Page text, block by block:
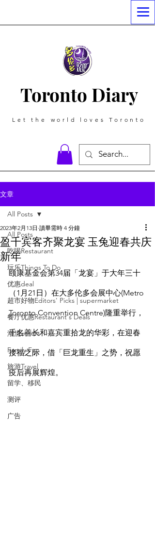
Toronto Diary
Let the world loves Toronto
文章
All Posts
吃喝Restaurant
玩乐Things To Do
优惠deal
超市好物Editors' Picks | supermarket
餐厅优惠Restaurant's Deals
潮流others
Family Fun
旅游Travel
留学、移民
测评
广告
All Posts
盈千宾客齐聚龙宴 玉兔迎春共庆
新年
2023年2月13日 讀畢需時 4 分鐘
颐康基金会第34届「龙宴」于大年三十
（1月21日）在大多伦多会展中心(Metro
Toronto Convention Centre)隆重举行，
千名善长和嘉宾重拾龙的华彩，在迎春
接福之际，借「巨龙重生」之势，祝愿
疫后再展辉煌。